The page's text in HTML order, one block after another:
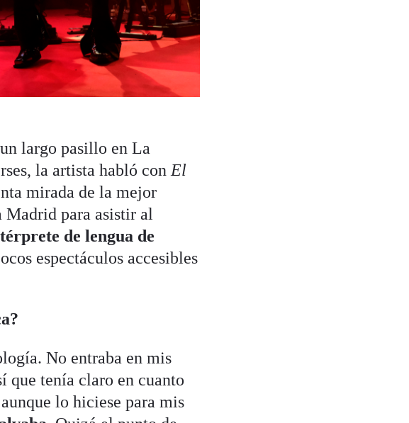
largo pasillo en La
la artista habló conEl
mirada de la mejor
Madrid para asistir al
de lengua de
espectáculos accesibles
No entraba en mis
que tenía claro en cuanto
lo hiciese para mis